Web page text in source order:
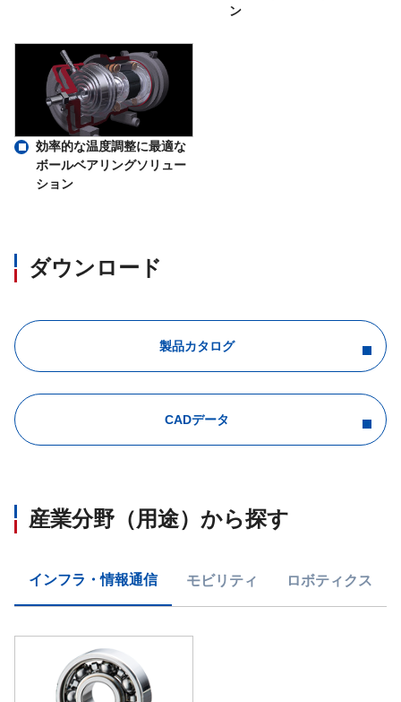
ン
効率的な温度調整に最適な
ボールベアリングソリュー
ション
ダウンロード
製品カタログ
CADデータ
産業分野（用途）から探す
インフラ・情報通信 モビリティ ロボティクス